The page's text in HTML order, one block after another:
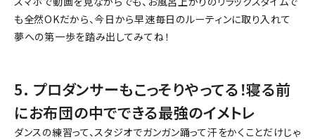
も全然OKだから、今日から早速毎日のルーティンに取り入れて
夢への第一歩を踏み出してみてね！
5. プロダンサーもこっそりやってる！寝る前
にお布団の中でできる最強のイメトレ
ダンスの練習って、スタジオでガンガン踊って汗をかくことだけじゃ